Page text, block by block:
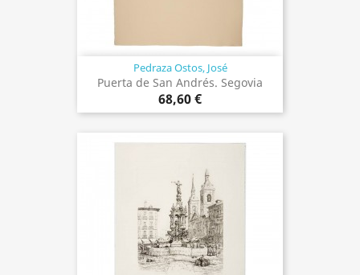
Pedraza Ostos, José
Puerta de San Andrés. Segovia
68,60 €